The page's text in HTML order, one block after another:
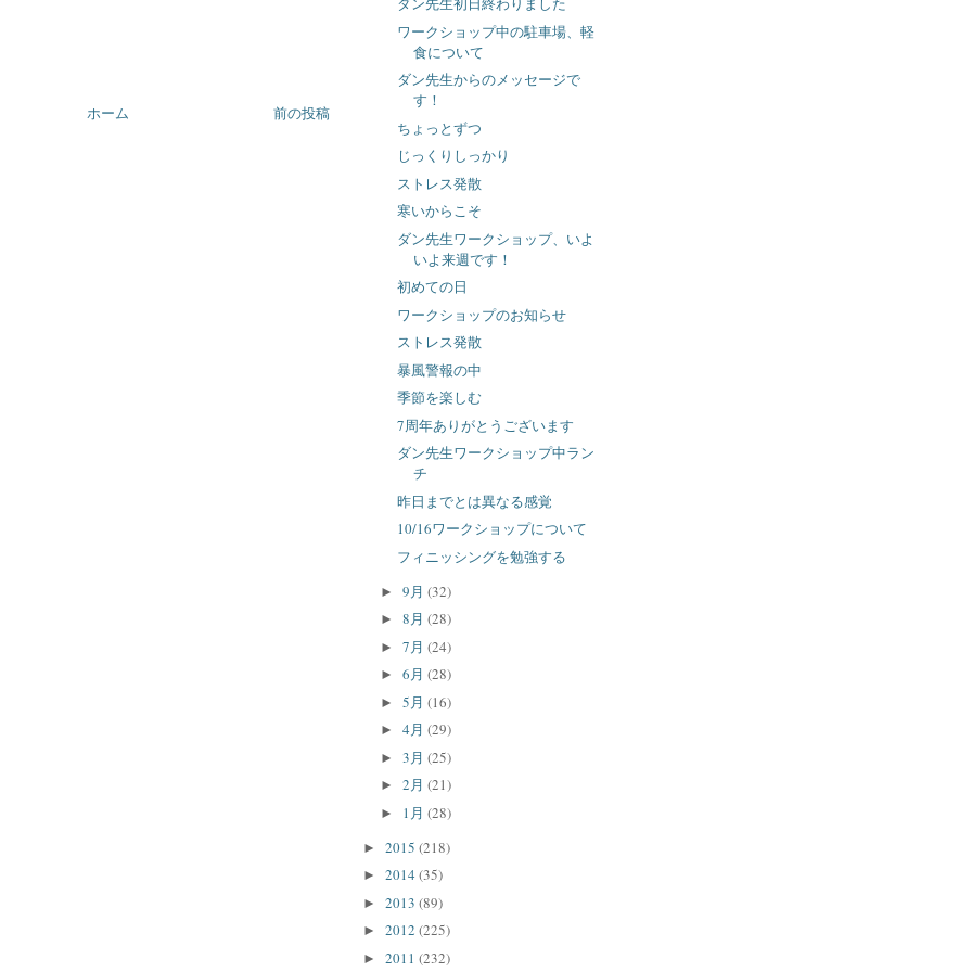
前の投稿
ホーム
ワークショップ中の駐車場、軽
食について
ダン先生からのメッセージで
す！
ちょっとずつ
じっくりしっかり
ストレス発散
寒いからこそ
ダン先生ワークショップ、いよ
いよ来週です！
初めての日
ワークショップのお知らせ
ストレス発散
暴風警報の中
季節を楽しむ
7周年ありがとうございます
ダン先生ワークショップ中ラン
チ
昨日までとは異なる感覚
10/16ワークショップについて
フィニッシングを勉強する
► 9月 (32)
► 8月 (28)
► 7月 (24)
► 6月 (28)
► 5月 (16)
► 4月 (29)
► 3月 (25)
► 2月 (21)
► 1月 (28)
► 2015 (218)
► 2014 (35)
► 2013 (89)
► 2012 (225)
► 2011 (232)